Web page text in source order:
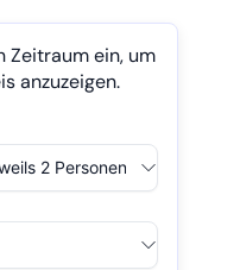
Zeitraum ein, um
anzuzeigen.